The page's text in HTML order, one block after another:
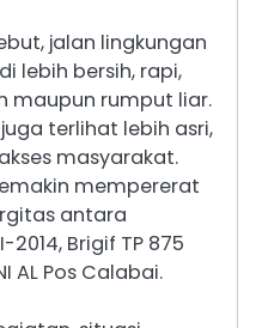
jalan lingkungan
lebih bersih, rapi,
maupun rumput liar.
terlihat lebih asri,
masyarakat.
mempererat
antara
2014, Brigif TP 875
AL Pos Calabai.